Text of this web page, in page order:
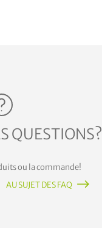
QUESTIONS?
ou la commande!
AU SUJET DES FAQ